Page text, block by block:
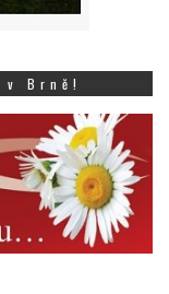
Brně!